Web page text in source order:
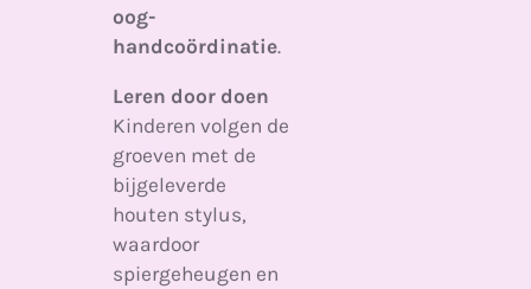
oog-
handcoördinatie.
Leren door doen
Kinderen volgen de
groeven met de
bijgeleverde
houten stylus,
waardoor
spiergeheugen en